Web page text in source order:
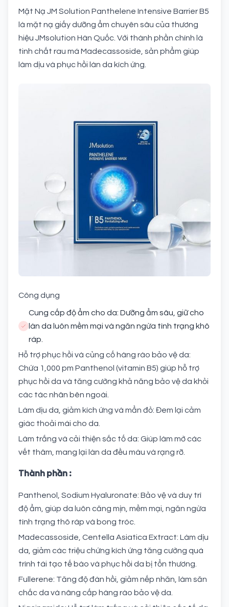
Mặt Nạ JM Solution Panthelene Intensive Barrier B5
là mặt nạ giấy dưỡng ẩm chuyên sâu của thương
hiệu JMsolution Hàn Quốc. Với thành phần chính là
tinh chất rau má Madecassoside, sản phẩm giúp
làm dịu và phục hồi làn da kích ứng.
Công dụng
Cung cấp độ ẩm cho da: Dưỡng ẩm sâu, giữ cho
làn da luôn mềm mại và ngăn ngừa tình trạng khô
ráp.
Hỗ trợ phục hồi và củng cố hàng rào bảo vệ da:
Chứa 1,000 pm Panthenol (vitamin B5) giúp hỗ trợ
phục hồi da và tăng cường khả năng bảo vệ da khỏi
các tác nhân bên ngoài.
Làm dịu da, giảm kích ứng và mẩn đỏ: Đem lại cảm
giác thoải mái cho da.
Làm trắng và cải thiện sắc tố da: Giúp làm mờ các
vết thâm, mang lại làn da đều màu và rạng rỡ.
Thành phần :
Panthenol, Sodium Hyaluronate: Bảo vệ và duy trì
độ ẩm, giúp da luôn căng mịn, mềm mại, ngăn ngừa
tình trạng thô ráp và bong tróc.
Madecassoside, Centella Asiatica Extract: Làm dịu
da, giảm các triệu chứng kích ứng tăng cường quá
trình tái tạo tế bào và phục hồi da bị tổn thương.
Fullerene: Tăng độ đàn hồi, giảm nếp nhăn, làm săn
chắc da và nâng cấp hàng rào bảo vệ da.